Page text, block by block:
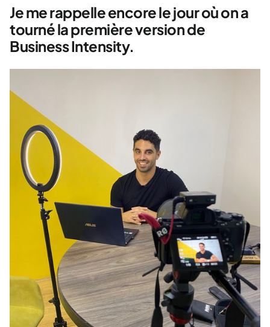
Je me rappelle encore le jour où on a
tourné la première version de
Business Intensity.